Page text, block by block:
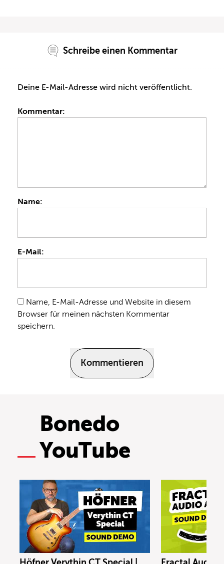
Schreibe einen Kommentar
Deine E-Mail-Adresse wird nicht veröffentlicht.
Kommentar:
Name:
E-Mail:
Name, E-Mail-Adresse und Website in diesem
Browser für meinen nächsten Kommentar
speichern.
Kommentieren
Bonedo
YouTube